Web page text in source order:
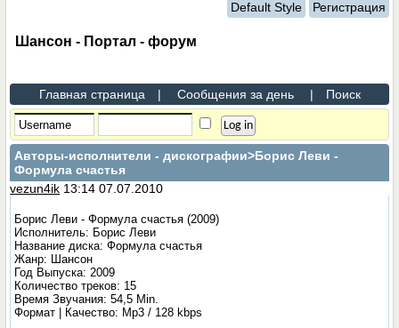
Default Style Регистрация
Шансон - Портал - форум
Главная страница | Сообщения за день | Поиск
Авторы-исполнители - дискографии>Борис Леви -
Формула счастья
vezun4ik 13:14 07.07.2010
Борис Леви - Формула счастья (2009)
Исполнитель: Борис Леви
Название диска: Формула счастья
Жанр: Шансон
Год Выпуска: 2009
Количество треков: 15
Время Звучания: 54,5 Min.
Формат | Качество: Mp3 / 128 kbps